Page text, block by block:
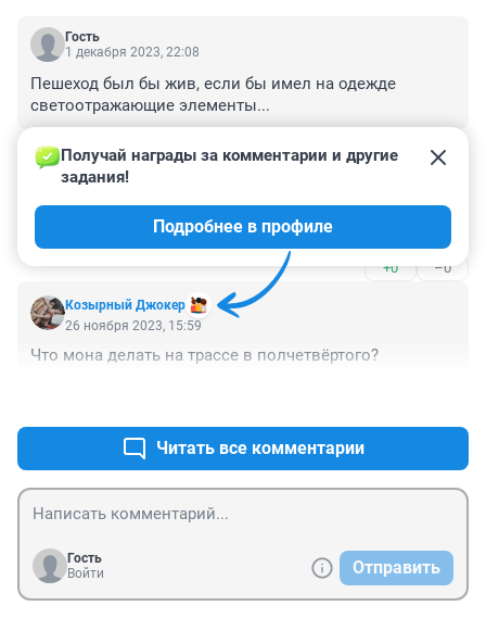
Гость
1 декабря 2023, 22:08
Пешеход был бы жив, если бы имел на одежде
светоотражающие элементы...
–0
Гость
На ст. Мочище, жителям газ в дома так и не дали.
+0 –0
Козырный Джокер
Получай награды за комментарии и другие
задания!
Подробнее в профиле
26 ноября 2023, 15:59
Что мона делать на трассе в полчетвёртого?
Читать все комментарии
Гость
Войти
Отправить